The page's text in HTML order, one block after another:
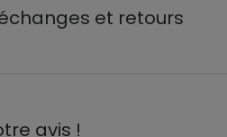
et retours
avis !